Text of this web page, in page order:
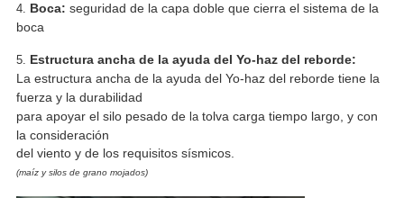
4. Boca: seguridad de la capa doble que cierra el sistema de la
boca
5. Estructura ancha de la ayuda del Yo-haz del reborde:
La estructura ancha de la ayuda del Yo-haz del reborde tiene la
fuerza y la durabilidad
para apoyar el silo pesado dela tolva carga tiempo largo, y con
la consideración
del viento y de los requisitos sísmicos.
(maíz y silos de grano mojados)